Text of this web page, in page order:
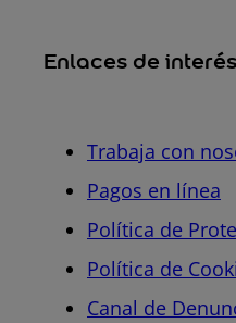
Enlaces de interés
Trabaja con
Pagos en línea
Política de
Política de
Canal de